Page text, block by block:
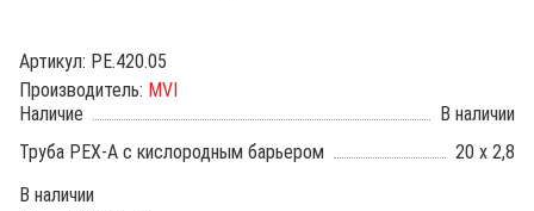
Артикул: PE.420.05
Производитель: MVI
Наличие
В наличии
Труба PEX-A с кислородным барьером
20 x 2,8
В наличии